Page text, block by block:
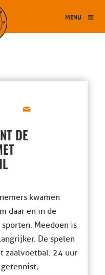
MENU
DE
kwamen
daar en in de
Meedoen is
De spelen
zaalvoetbal. 24 uur